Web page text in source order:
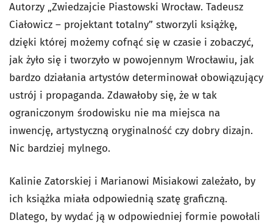
Autorzy „Zwiedzajcie Piastowski Wrocław. Tadeusz
Ciałowicz – projektant totalny” stworzyli książkę,
dzięki której możemy cofnąć się w czasie i zobaczyć,
jak żyło się i tworzyło w powojennym Wrocławiu, jak
bardzo działania artystów determinował obowiązujący
ustrój i propaganda. Zdawałoby się, że w tak
ograniczonym środowisku nie ma miejsca na
inwencję, artystyczną oryginalność czy dobry dizajn.
Nic bardziej mylnego.
Kalinie Zatorskiej i Marianowi Misiakowi zależało, by
ich książka miała odpowiednią szatę graficzną.
Dlatego, by wydać ją w odpowiedniej formie powołali